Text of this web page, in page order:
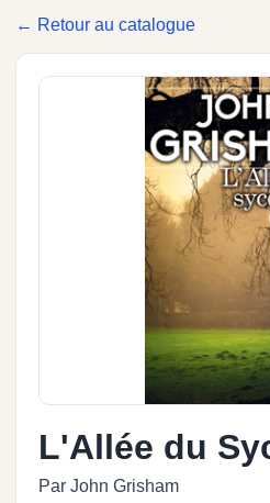
← Retour au catalogue
L'Allée du
Par John Grisham